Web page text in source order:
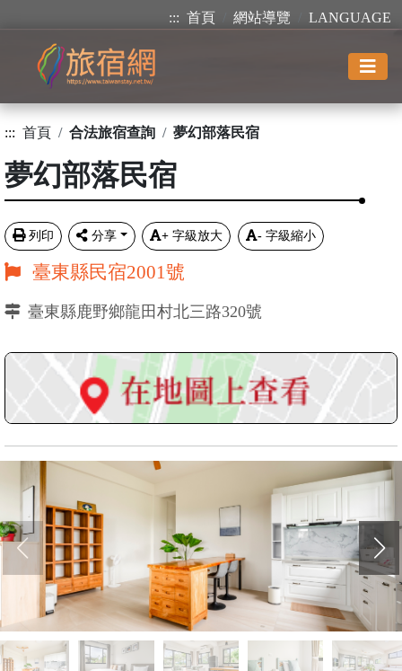
::: 首頁 網站導覽 LANGUAGE
::: 首頁 合法旅宿查詢 夢幻部落民宿
夢幻部落民宿
列印 分享 + 字級放大 - 字級縮小
臺東縣民宿2001號
臺東縣鹿野鄉龍田村北三路320號